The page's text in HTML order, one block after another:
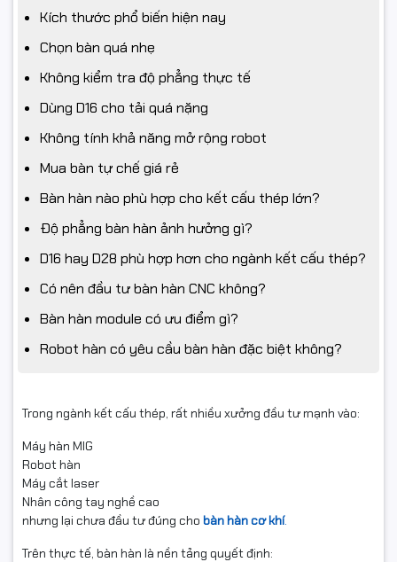
Kích thước phổ biến hiện nay
Chọn bàn quá nhẹ
Không kiểm tra độ phẳng thực tế
Dùng D16 cho tải quá nặng
Không tính khả năng mở rộng robot
Mua bàn tự chế giá rẻ
Bàn hàn nào phù hợp cho kết cấu thép lớn?
Độ phẳng bàn hàn ảnh hưởng gì?
D16 hay D28 phù hợp hơn cho ngành kết cấu thép?
Có nên đầu tư bàn hàn CNC không?
Bàn hàn module có ưu điểm gì?
Robot hàn có yêu cầu bàn hàn đặc biệt không?
Trong ngành kết cấu thép, rất nhiều xưởng đầu tư mạnh vào:
Máy hàn MIG
Robot hàn
Máy cắt laser
Nhân công tay nghề cao
nhưng lại chưa đầu tư đúng cho bàn hàn cơ khí.
Trên thực tế, bàn hàn là nền tảng quyết định: